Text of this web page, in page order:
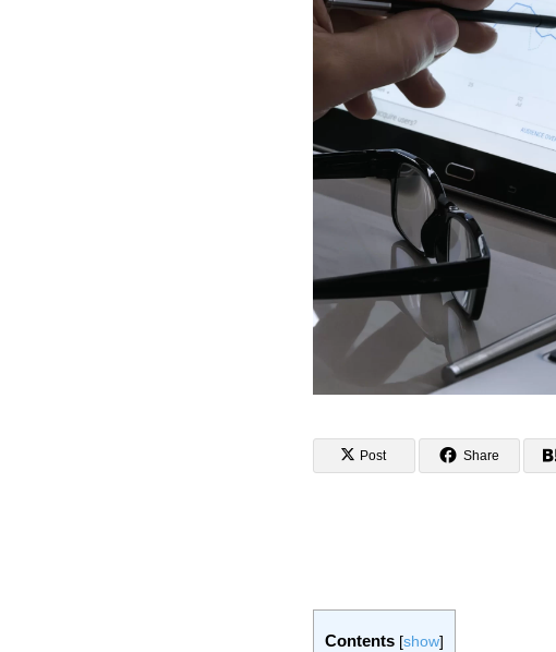
Post Share
Contents [show]